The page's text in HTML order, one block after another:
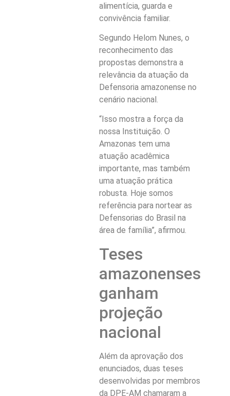
alimentícia, guarda e
convivência familiar.
Segundo Helom Nunes, o
reconhecimento das
propostas demonstra a
relevância da atuação da
Defensoria amazonense no
cenário nacional.
“Isso mostra a força da
nossa Instituição. O
Amazonas tem uma
atuação acadêmica
importante, mas também
uma atuação prática
robusta. Hoje somos
referência para nortear as
Defensorias do Brasil na
área de família”, afirmou.
Teses
amazonenses
ganham
projeção
nacional
Além da aprovação dos
enunciados, duas teses
desenvolvidas por membros
da DPE-AM chamaram a